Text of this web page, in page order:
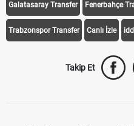
Galatasaray Transfer Fenerbahçe
Trabzonspor Transfer Canlı İzle
Takip Et